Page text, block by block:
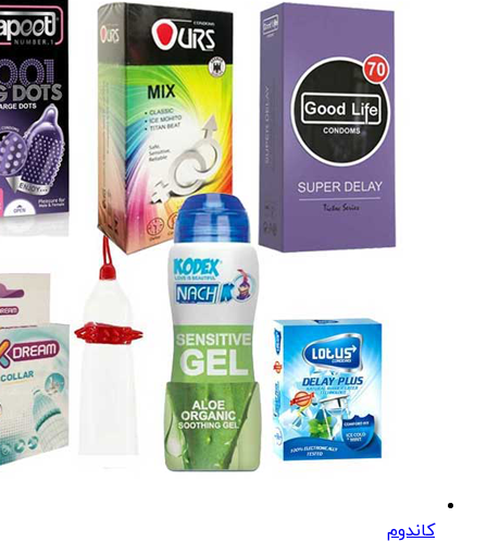
کاندوم